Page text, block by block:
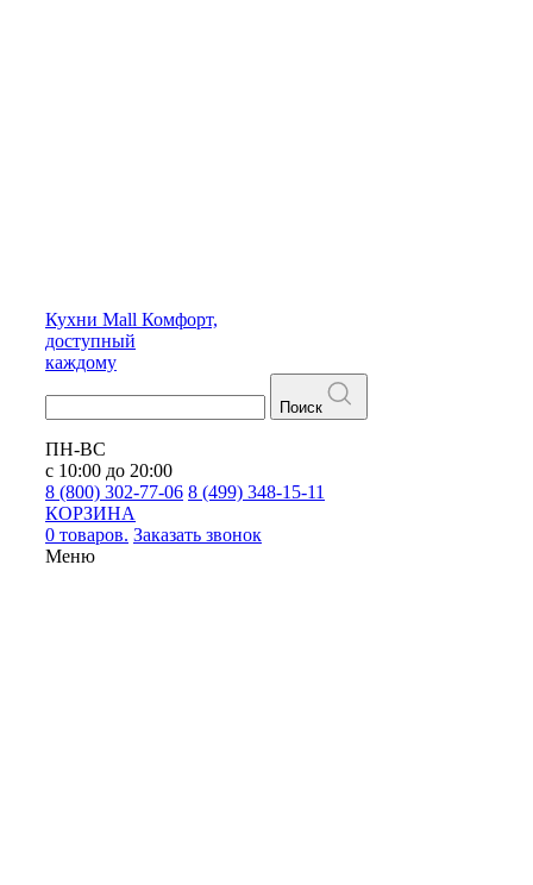
Кухни Mall Комфорт,
доступный
каждому
Поиск
ПН-ВС
с 10:00 до 20:00
8 (800) 302-77-06 8 (499) 348-15-11
КОРЗИНА
0 товаров. Заказать звонок
Меню